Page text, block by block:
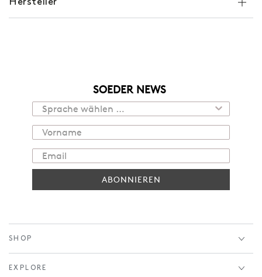
Hersteller
SOEDER NEWS
ABONNIEREN
SHOP
EXPLORE